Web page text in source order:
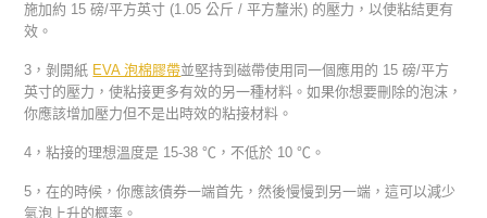
施加約 15 磅/平方英寸 (1.05 公斤 / 平方釐米) 的壓力，以使粘結更有
效。
3，剝開紙 EVA 泡棉膠帶並堅持到磁帶使用同一個應用的 15 磅/平方
英寸的壓力，使粘接更多有效的另一種材料。如果你想要刪除的泡沫，
你應該增加壓力但不是出時效的粘接材料。
4，粘接的理想溫度是 15-38 ℃，不低於 10 ℃。
5，在的時候，你應該債券一端首先，然後慢慢到另一端，這可以減少
氣泡上升的概率。